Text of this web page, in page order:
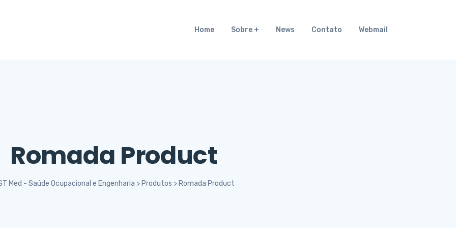
Home Sobre News Contato Webmail
Romada Product
Med - Saúde Ocupacional e Engenharia > Produtos > Romada Product